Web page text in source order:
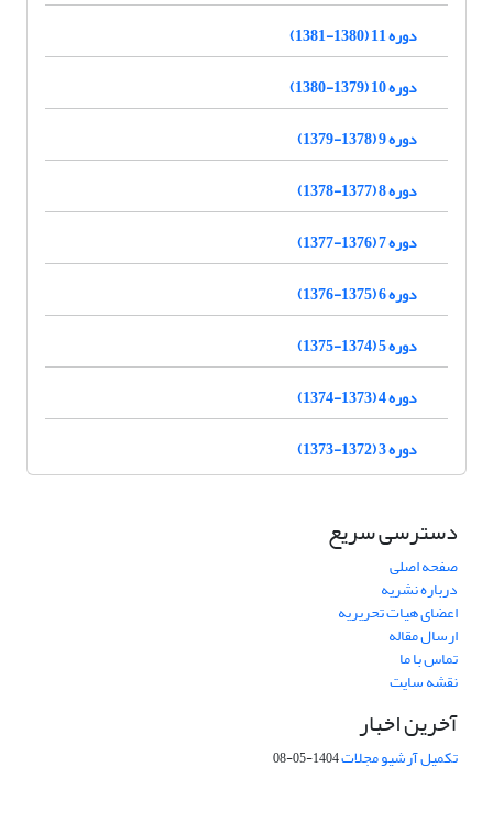
دوره 11 (1380-1381)
دوره 10 (1379-1380)
دوره 9 (1378-1379)
دوره 8 (1377-1378)
دوره 7 (1376-1377)
دوره 6 (1375-1376)
دوره 5 (1374-1375)
دوره 4 (1373-1374)
دوره 3 (1372-1373)
دسترسی سریع
صفحه اصلی
درباره نشریه
اعضای هیات تحریریه
ارسال مقاله
تماس با ما
نقشه سایت
آخرین اخبار
تکمیل آرشیو مجلات1404-05-08